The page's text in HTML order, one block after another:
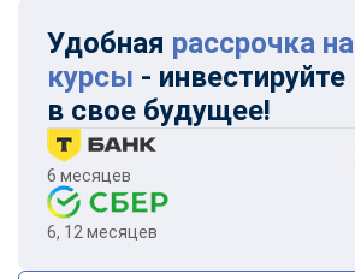
Удобная рассрочка на
курсы - инвестируйте
в свое будущее!
6 месяцев
6, 12 месяцев